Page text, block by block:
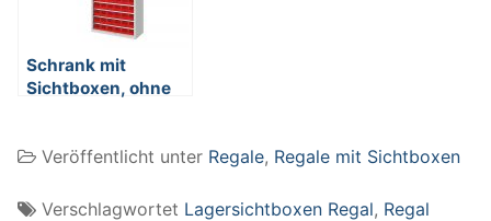
Schrank mit
Sichtboxen, ohne
mm, lichtgrau RAL
Veröffentlicht unter Regale, Regale mit Sichtboxen
Verschlagwortet Lagersichtboxen Regal, Regal